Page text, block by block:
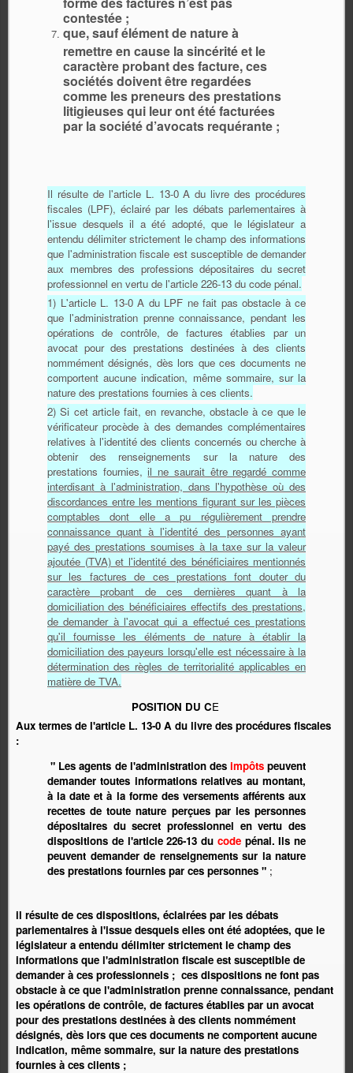
contestée ;
que, sauf élément de nature à
remettre en cause la sincérité et le
caractère probant des facture, ces
sociétés doivent être regardées
comme les preneurs des prestations
litigieuses qui leur ont été facturées
par la société d’avocats requérante ;
Il résulte de l'article L. 13-0 A du livre des procédures
fiscales (LPF), éclairé par les débats parlementaires à
l'issue desquels il a été adopté, que le législateur a
entendu délimiter strictement le champ des informations
que l'administration fiscale est susceptible de demander
aux membres des professions dépositaires du secret
professionnel en vertu de l'article 226-13 du code pénal.
1) L'article L. 13-0 A du LPF ne fait pas obstacle à ce
que l'administration prenne connaissance, pendant les
opérations de contrôle, de factures établies par un
avocat pour des prestations destinées à des clients
nommément désignés, dès lors que ces documents ne
comportent aucune indication, même sommaire, sur la
nature des prestations fournies à ces clients.
2) Si cet article fait, en revanche, obstacle à ce que le
vérificateur procède à des demandes complémentaires
relatives à l'identité des clients concernés ou cherche à
obtenir des renseignements sur la nature des
prestations fournies,il ne saurait être regardé comme
interdisant à l'administration, dans l'hypothèse où des
discordances entre les mentions figurant sur les pièces
comptables dont elle a pu régulièrement prendre
connaissance quant à l'identité des personnes ayant
payé des prestations soumises à la taxe sur la valeur
ajoutée (TVA) et l'identité des bénéficiaires mentionnés
sur les factures de ces prestations font douter du
caractère probant de ces dernières quant à la
domiciliation des bénéficiaires effectifs des prestations,
de demander à l'avocat qui a effectué ces prestations
qu'il fournisse les éléments de nature à établir la
domiciliation des payeurs lorsqu'elle est nécessaire à la
détermination des règles de territorialité applicables en
matière de TVA.
POSITION DU CE
Aux termes de l'article L. 13-0 A du livre des procédures fiscales
:
" Les agents de l'administration des impôtspeuvent
demander toutes informations relatives au montant,
à la date et à la forme des versements afférents aux
recettes de toute nature perçues par les personnes
dépositaires du secret professionnel en vertu des
dispositions de l'article 226-13 du codepénal. Ils ne
peuvent demander de renseignements sur la nature
des prestations fournies par ces personnes " ;
il résulte de ces dispositions, éclairées par les débats
parlementaires à l'issue desquels elles ont été adoptées, que le
législateur a entendu délimiter strictement le champ des
informations que l'administration fiscale est susceptible de
demander à ces professionnels ; ces dispositions ne font pas
obstacle à ce que l'administration prenne connaissance, pendant
les opérations de contrôle, de factures établies par un avocat
pour des prestations destinées à des clients nommément
désignés, dès lors que ces documents ne comportent aucune
indication, même sommaire, sur la nature des prestations
fournies à ces clients ;